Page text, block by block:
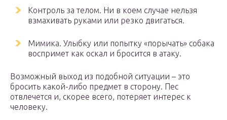
Контроль за телом. Ни в коем случае нельзя
взмахивать руками или резко двигаться.
Мимика. Улыбку или попытку «порычать» собака
воспримет как оскал и бросится в атаку.
Возможный выход из подобной ситуации – это
бросить какой-либо предмет в сторону. Пес
отвлечется и, скорее всего, потеряет интерес к
человеку.